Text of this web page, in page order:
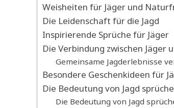
Weisheiten für Jäger und
Die Leidenschaft für die Jagd
Inspirierende Sprüche für Jäger
Die Verbindung zwischen Jäger
Gemeinsame Jagderlebnisse
Besondere Geschenkideen für
Die Bedeutung von Jagd
Die Bedeutung von Jagd